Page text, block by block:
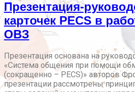
Презентация-
карточек PECS в
ОВЗ
Презентация основана на
«Система общения при помощи
(сокращенно – PECS)» авторов
презентации рассмотрены